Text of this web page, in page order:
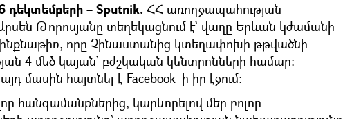
– Sputnik. ՀՀ առողջապահության
Թորոսյանը տեղեկացնում է` վաղը Երևան կժամանի
որը Չինաստանից կտեղափոխի թթվածնի
4 մեծ կայան` բժշկական կենտրոնների համար։
մասին հայտնել է Facebook–ի իր էջում։
հանգամանքներից, կարևորելով մեր բոլոր